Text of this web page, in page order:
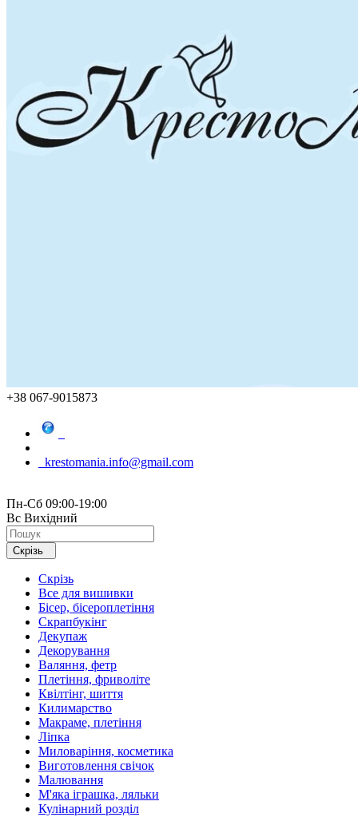
+38 067-9015873
krestomania.info@gmail.com
Пн-Сб 09:00-19:00
Вс Вихідний
Скрізь
Скрізь
Все для вишивки
Бісер, бісероплетіння
Скрапбукінг
Декупаж
Декорування
Валяння, фетр
Плетіння, фриволіте
Квілтінг, шиття
Килимарство
Макраме, плетіння
Ліпка
Миловаріння, косметика
Виготовлення свічок
Малювання
М'яка іграшка, ляльки
Кулінарний розділ